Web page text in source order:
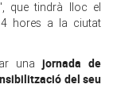
", que tindrà lloc el
hores a la ciutat
una jornada de
del seu